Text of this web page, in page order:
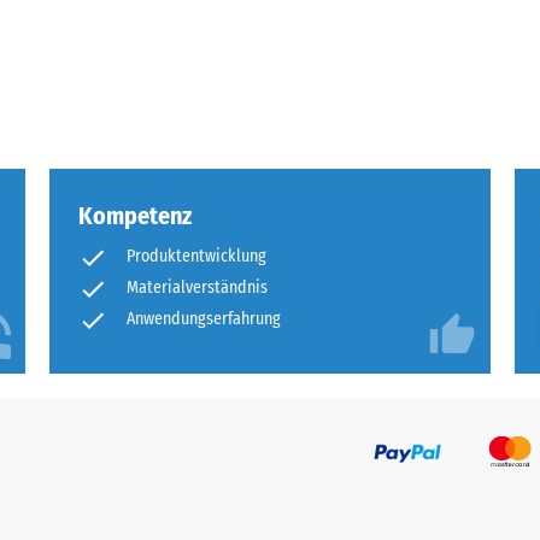
Kompetenz
Produktentwicklung
Materialverständnis
Anwendungserfahrung